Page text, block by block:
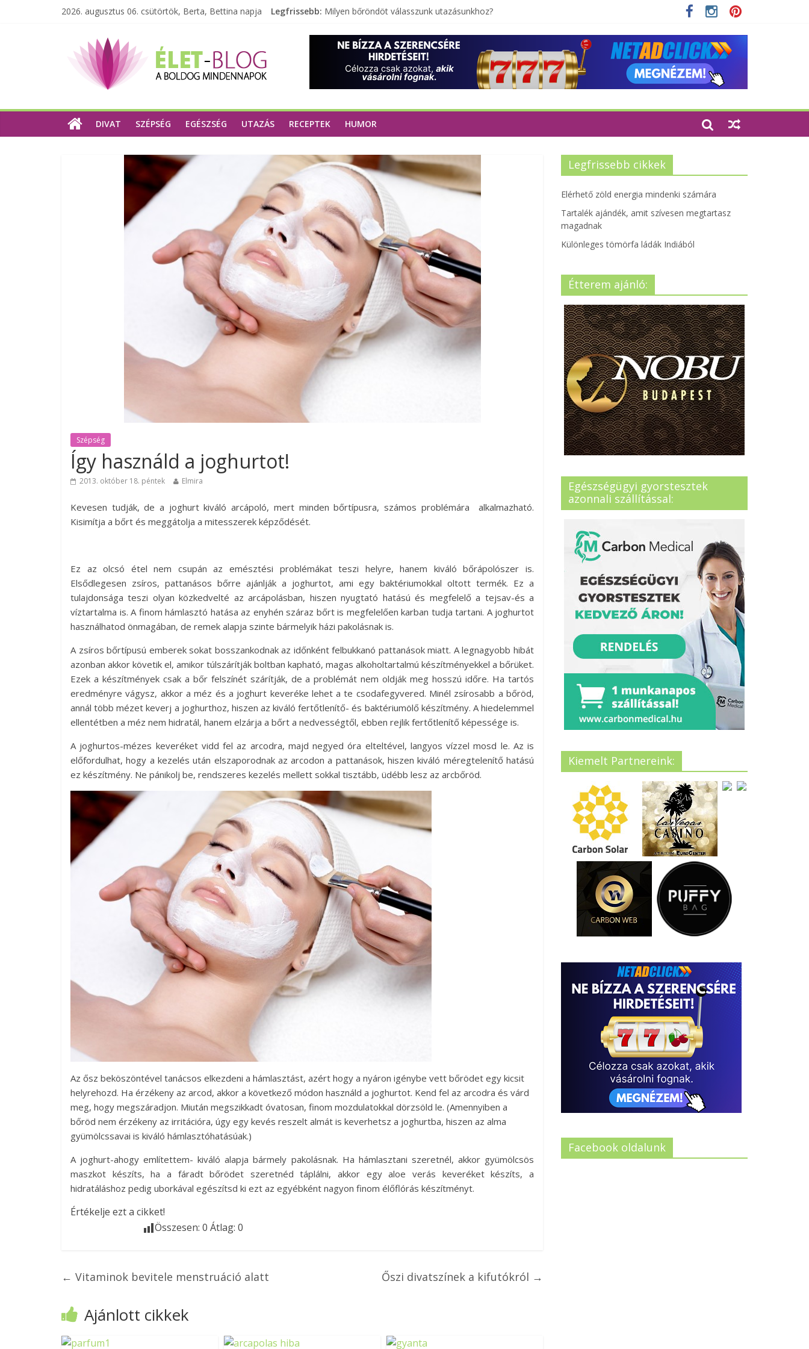
2026. augusztus 06. csütörtök, Berta, Bettina napja Legfrissebb: Milyen bőröndöt válasszunk utazásunkhoz?
Tartalék ajándék, amit szívesen megtartasz magadnak
Különleges tömörfa ládák Indiából
DIVAT SZÉPSÉG EGÉSZSÉG UTAZÁS RECEPTEK HUMOR
Szépség
Így használd a joghurtot!
2013. október 18. péntek Elmira
Kevesen tudják, de a joghurt kiváló arcápoló, mert minden bőrtípusra, számos problémára alkalmazható.
Kisimítja a bőrt és meggátolja a mitesszerek képződését.
Ez az olcsó étel nem csupán az emésztési problémákat teszi helyre, hanem kiváló bőrápolószer is.
Elsődlegesen zsíros, pattanásos bőrre ajánlják a joghurtot, ami egy baktériumokkal oltott termék. Ez a
tulajdonsága teszi olyan közkedvelté az arcápolásban, hiszen nyugtató hatású és megfelelő a tejsav-és a
víztartalma is. A finom hámlasztó hatása az enyhén száraz bőrt is megfelelően karban tudja tartani. A joghurtot
használhatod önmagában, de remek alapja szinte bármelyik házi pakolásnak is.
A zsíros bőrtípusú emberek sokat bosszankodnak az időnként felbukkanó pattanások miatt. A legnagyobb hibát
azonban akkor követik el, amikor túlszárítják boltban kapható, magas alkoholtartalmú készítményekkel a bőrüket.
Ezek a készítmények csak a bőr felszínét szárítják, de a problémát nem oldják meg hosszú időre. Ha tartós
eredményre vágysz, akkor a méz és a joghurt keveréke lehet a te csodafegyvered. Minél zsírosabb a bőröd,
annál több mézet keverj a joghurthoz, hiszen az kiváló fertőtlenítő- és baktériumölő készítmény. A hiedelemmel
ellentétben a méz nem hidratál, hanem elzárja a bőrt a nedvességtől, ebben rejlik fertőtlenítő képessége is.
A joghurtos-mézes keveréket vidd fel az arcodra, majd negyed óra elteltével, langyos vízzel mosd le. Az is
előfordulhat, hogy a kezelés után elszaporodnak az arcodon a pattanások, hiszen kiváló méregtelenítő hatású
ez készítmény. Ne pánikolj be, rendszeres kezelés mellett sokkal tisztább, üdébb lesz az arcbőröd.
Az ősz beköszöntével tanácsos elkezdeni a hámlasztást, azért hogy a nyáron igénybe vett bőrödet egy kicsit
helyrehozd. Ha érzékeny az arcod, akkor a következő módon használd a joghurtot. Kend fel az arcodra és várd
meg, hogy megszáradjon. Miután megszikkadt óvatosan, finom mozdulatokkal dörzsöld le. (Amennyiben a
bőröd nem érzékeny az irritációra, úgy egy kevés reszelt almát is keverhetsz a joghurtba, hiszen az alma
gyümölcssavai is kiváló hámlasztóhatásúak.)
A joghurt-ahogy említettem- kiváló alapja bármely pakolásnak. Ha hámlasztani szeretnél, akkor gyümölcsös
maszkot készíts, ha a fáradt bőrödet szeretnéd táplálni, akkor egy aloe verás keveréket készíts, a
hidratáláshoz pedig uborkával egészítsd ki ezt az egyébként nagyon finom élőflórás készítményt.
Értékelje ezt a cikket!
Összesen: 0 Átlag: 0
← Vitaminok bevitele menstruáció alatt Őszi divatszínek a kifutókról →
Ajánlott cikkek
Legfrissebb cikkek
Elérhető zöld energia mindenki számára
Tartalék ajándék, amit szívesen megtartasz
magadnak
Különleges tömörfa ládák Indiából
Étterem ajánló:
Egészségügyi gyorstesztek
azonnali szállítással:
Kiemelt Partnereink:
Facebook oldalunk